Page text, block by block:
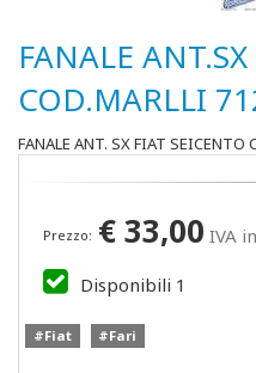
FANALE
COD.MARLLI
FANALE ANT. SX FIAT SEICENTO
Prezzo: €33,00 IVA
Disponibili 1
#Fiat #Fari